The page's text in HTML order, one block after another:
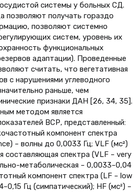
системы у больных СД.
позволяют получать гораздо
позволяют системно
систем, уровень их
функциональных
адаптации). Проведенные
считать, что вегетативная
с нарушениями углеводного
раньше, чем
признаки ДАН [26, 34, 35].
методом является
ВСР, представленный:
компонент спектра
– волны до 0,0033 Гц; VLF (мс²)
составляющая спектра (VLF – very
метаболическая – 0,0033–0,04
компонент спектра (LF – low
Гц (симпатический); HF (мс²) –